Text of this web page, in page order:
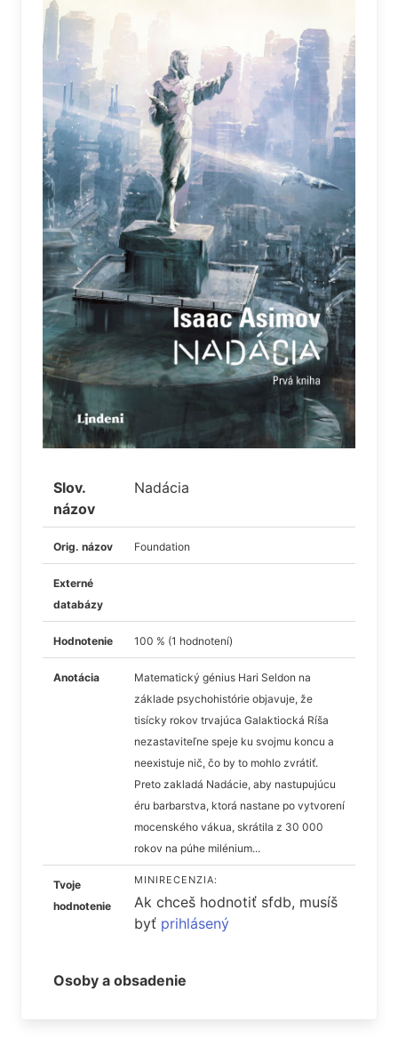
Slov.
názov
Nadácia
Orig. názov Foundation
Externé
databázy
Hodnotenie 100 % (1 hodnotení)
Anotácia
Matematický génius Hari Seldon na
základe psychohistórie objavuje, že
tisícky rokov trvajúca Galaktiocká Ríša
nezastaviteľne speje ku svojmu koncu a
neexistuje nič, čo by to mohlo zvrátiť.
Preto zakladá Nadácie, aby nastupujúcu
éru barbarstva, ktorá nastane po vytvorení
mocenského vákua, skrátila z 30 000
rokov na púhe milénium...
Tvoje
hodnotenie
MINIRECENZIA:
Ak chceš hodnotiť sfdb, musíš
byť prihlásený
Osoby a obsadenie